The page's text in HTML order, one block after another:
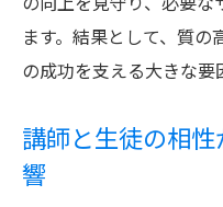
ます。結果として、質
の成功を支える大きな要
講師と生徒の相
響